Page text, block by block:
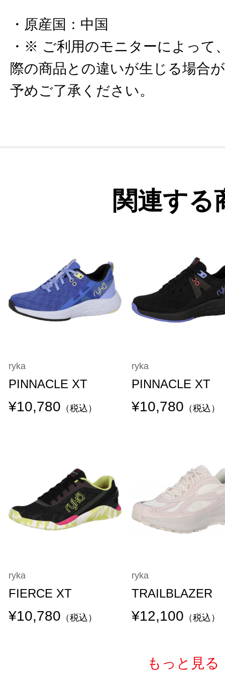
原産国 ： 中国
※ ご利用のモニターによって
際の商品との違いが生じる場合
予めご了承ください。
関連する
ryka
PINNACLE XT
¥10,780 （税込）
ryka
PINNACLE XT
¥10,780 （税込）
ryka
FIERCE XT
¥10,780 （税込）
ryka
TRAILBLAZER
¥12,100 （税込）
もっと見る